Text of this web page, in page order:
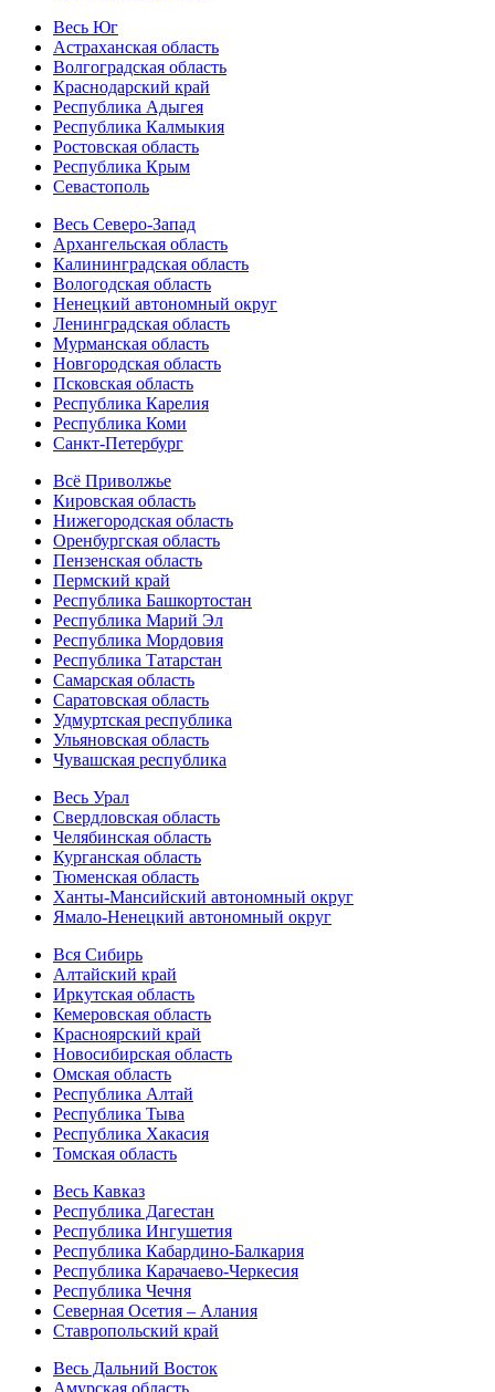
Весь Юг
Астраханская область
Волгоградская область
Краснодарский край
Республика Адыгея
Республика Калмыкия
Ростовская область
Республика Крым
Севастополь
Весь Северо-Запад
Архангельская область
Калининградская область
Вологодская область
Ненецкий автономный округ
Ленинградская область
Мурманская область
Новгородская область
Псковская область
Республика Карелия
Республика Коми
Санкт-Петербург
Всё Приволжье
Кировская область
Нижегородская область
Оренбургская область
Пензенская область
Пермский край
Республика Башкортостан
Республика Марий Эл
Республика Мордовия
Республика Татарстан
Самарская область
Саратовская область
Удмуртская республика
Ульяновская область
Чувашская республика
Весь Урал
Свердловская область
Челябинская область
Курганская область
Тюменская область
Ханты-Мансийский автономный округ
Ямало-Ненецкий автономный округ
Вся Сибирь
Алтайский край
Иркутская область
Кемеровская область
Красноярский край
Новосибирская область
Омская область
Республика Алтай
Республика Тыва
Республика Хакасия
Томская область
Весь Кавказ
Республика Дагестан
Республика Ингушетия
Республика Кабардино-Балкария
Республика Карачаево-Черкесия
Республика Чечня
Северная Осетия – Алания
Ставропольский край
Весь Дальний Восток
Амурская область